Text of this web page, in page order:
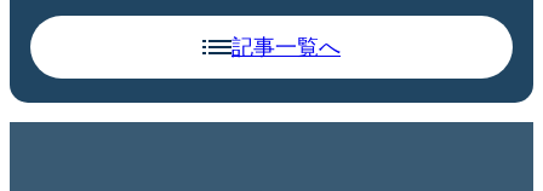
記事一覧へ